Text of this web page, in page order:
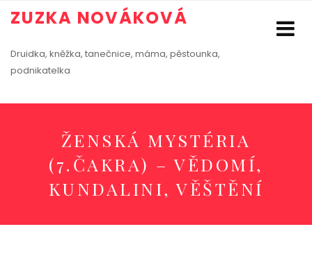
ZUZKA NOVÁKOVÁ
Druidka, kněžka, tanečnice, máma, pěstounka,
podnikatelka
ŽENSKÁ MYSTÉRIA
(7.ČAKRA) – VĚDOMÍ,
KUNDALINI, VĚŠTĚNÍ